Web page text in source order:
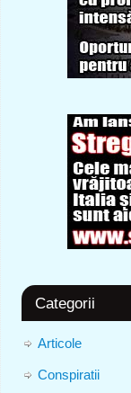
Categorii
Articole
Conspiratii